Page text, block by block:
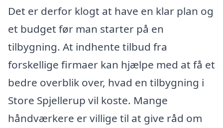
Det er derfor klogt at have en klar plan og
et budget før man starter på en
tilbygning. At indhente tilbud fra
forskellige firmaer kan hjælpe med at få et
bedre overblik over, hvad en tilbygning i
Store Spjellerup vil koste. Mange
håndværkere er villige til at give råd om